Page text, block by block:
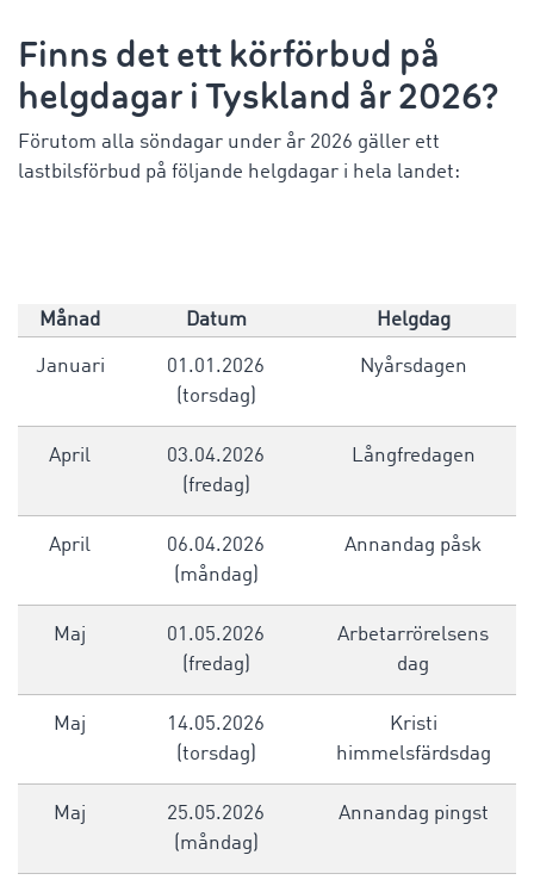
Finns det ett körförbud på
helgdagar i Tyskland år 2026?
Förutom alla söndagar under år 2026 gäller ett
lastbilsförbud på följande helgdagar i hela landet:
Månad Datum Helgdag
Januari
01.01.2026
(torsdag)
Nyårsdagen
April
03.04.2026
(fredag)
Långfredagen
April
06.04.2026
(måndag)
Annandag påsk
Maj
01.05.2026
(fredag)
Arbetarrörelsens
dag
Maj
14.05.2026
(torsdag)
Kristi
himmelsfärdsdag
Maj
25.05.2026
(måndag)
Annandag pingst